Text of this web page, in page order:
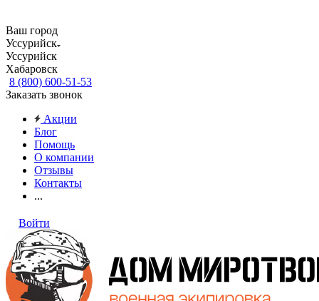
Ваш город
Уссурийск
Уссурийск
Хабаровск
8 (800) 600-51-53
Заказать звонок
Акции
Блог
Помощь
О компании
Отзывы
Контакты
...
Войти